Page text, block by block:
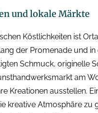
und lokale Märkte
Köstlichkeiten ist
der Promenade und
Schmuck, originelle
am
Kreationen ausstellen.
kreative Atmosphäre zu